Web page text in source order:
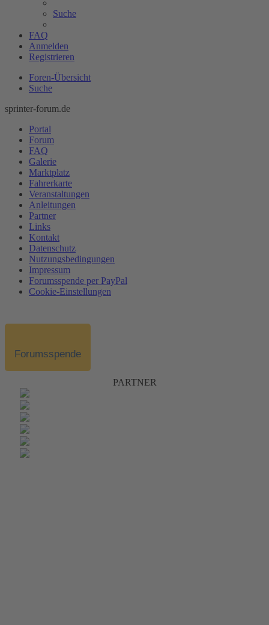
Suche
FAQ
Anmelden
Registrieren
Foren-Übersicht
Suche
sprinter-forum.de
Portal
Forum
FAQ
Galerie
Marktplatz
Fahrerkarte
Veranstaltungen
Anleitungen
Partner
Links
Kontakt
Datenschutz
Nutzungsbedingungen
Impressum
Forumsspende per PayPal
Cookie-Einstellungen
Forumsspende
PARTNER